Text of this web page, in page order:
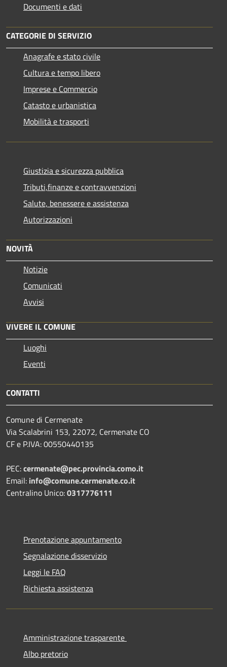
Documenti e dati
CATEGORIE DI SERVIZIO
Anagrafe e stato civile
Cultura e tempo libero
Imprese e Commercio
Catasto e urbanistica
Mobilità e trasporti
Giustizia e sicurezza pubblica
Tributi,finanze e contravvenzioni
Salute, benessere e assistenza
Autorizzazioni
NOVITÀ
Notizie
Comunicati
Avvisi
VIVERE IL COMUNE
Luoghi
Eventi
CONTATTI
Comune di Cermenate
Via Scalabrini 153, 22072, Cermenate CO
CF e P.IVA: 00550440135
PEC:cermenate@pec.provincia.como.it
Email: info@comune.cermenate.co.it
Centralino Unico:0317776111
Prenotazione appuntamento
Segnalazione disservizio
Leggi le FAQ
Richiesta assistenza
Amministrazione trasparente
Albo pretorio